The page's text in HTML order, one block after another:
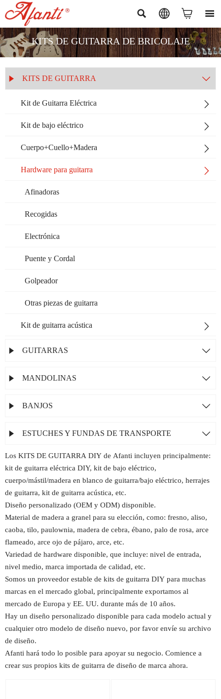
   
KITS DE GUITARRA DE BRICOLAJE
 KITS DE GUITARRA 
Kit de Guitarra Eléctrica 
Kit de bajo eléctrico 
Cuerpo+Cuello+Madera 
Hardware para guitarra 
Afinadoras
Recogidas
Electrónica
Puente y Cordal
Golpeador
Otras piezas de guitarra
Kit de guitarra acústica 
 GUITARRAS 
 MANDOLINAS 
 BANJOS 
 ESTUCHES Y FUNDAS DE TRANSPORTE 
Los KITS DE GUITARRA DIY de Afanti incluyen principalmente:
kit de guitarra eléctrica DIY, kit de bajo eléctrico,
cuerpo/mástil/madera en blanco de guitarra/bajo eléctrico, herrajes
de guitarra, kit de guitarra acústica, etc.
Diseño personalizado (OEM y ODM) disponible.
Material de madera a granel para su elección, como: fresno, aliso,
caoba, tilo, paulownia, madera de cebra, ébano, palo de rosa, arce
flameado, arce ojo de pájaro, arce, etc.
Variedad de hardware disponible, que incluye: nivel de entrada,
nivel medio, marca importada de calidad, etc.
Somos un proveedor estable de kits de guitarra DIY para muchas
marcas en el mercado global, principalmente exportamos al
mercado de Europa y EE. UU. durante más de 10 años.
Hay un diseño personalizado disponible para cada modelo actual y
cualquier otro modelo de diseño nuevo, por favor envíe su archivo
de diseño.
Afanti hará todo lo posible para apoyar su negocio. Comience a
crear sus propios kits de guitarra de diseño de marca ahora.